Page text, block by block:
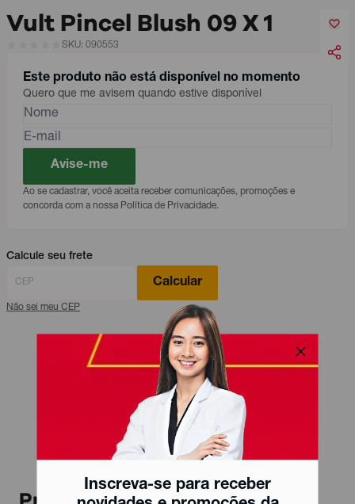
Inscreva-se para receber
Vult Pincel Blush 09 X 1
SKU: 090553
Este produto não está disponível no momento
Quero que me avisem quando estive disponível
Avise-me
Ao se cadastrar, você aceita receber comunicações, promoções e
concorda com a nossa Política de Privacidade.
Calcule seu frete
Calcular
Não sei meu CEP